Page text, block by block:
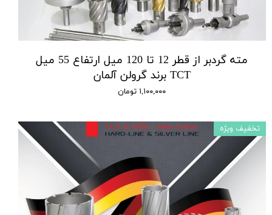
مته گردبر از قطر 12 تا 120 میل ارتفاع 55 میل
TCT برند گرولن آلمان
۱,۱۰۰,۰۰۰ تومان
تخفیف ویژه